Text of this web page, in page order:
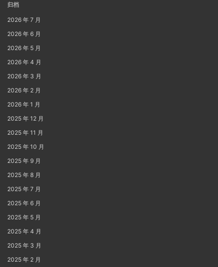
归档
2026 年 7 月
2026 年 6 月
2026 年 5 月
2026 年 4 月
2026 年 3 月
2026 年 2 月
2026 年 1 月
2025 年 12 月
2025 年 11 月
2025 年 10 月
2025 年 9 月
2025 年 8 月
2025 年 7 月
2025 年 6 月
2025 年 5 月
2025 年 4 月
2025 年 3 月
2025 年 2 月